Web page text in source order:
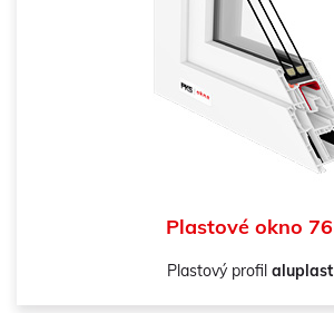
Plastové okno 76
Plastový profil aluplast